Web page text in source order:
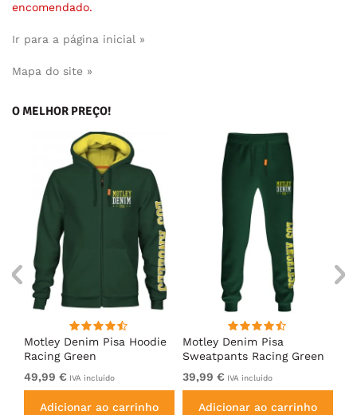
encomendado.
Ir para a página inicial »
Mapa do site »
O MELHOR PREÇO!
Motley Denim Pisa Hoodie
Racing Green
49,99 € IVA incluído
Adicionar ao carrinho
Motley Denim Pisa
Sweatpants Racing Green
39,99 € IVA incluído
Adicionar ao carrinho